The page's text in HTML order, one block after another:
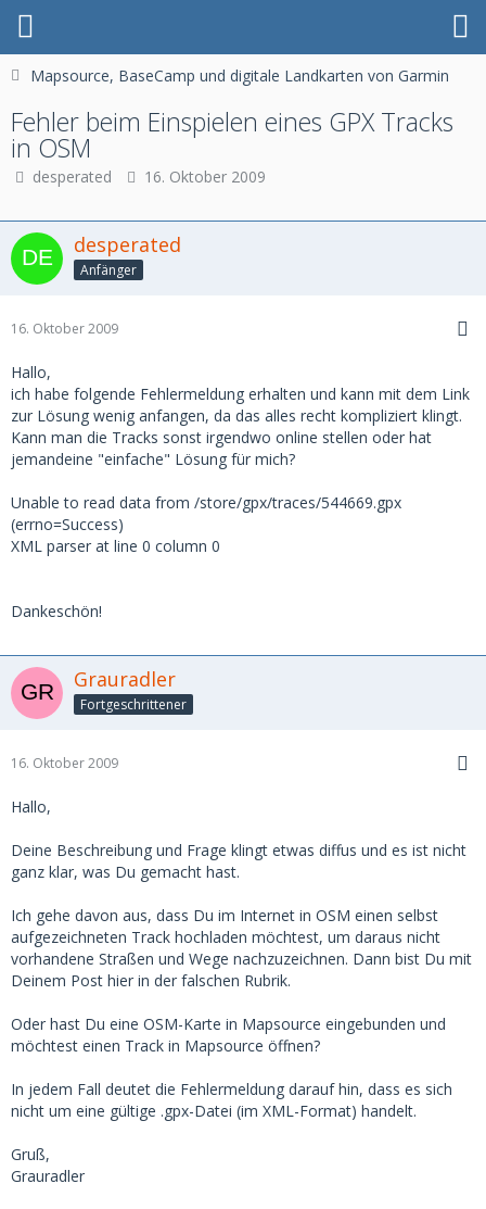
Mapsource, BaseCamp und digitale Landkarten von Garmin
Fehler beim Einspielen eines GPX Tracks
in OSM
desperated 16. Oktober 2009
desperated
Anfänger
16. Oktober 2009
Hallo,
ich habe folgende Fehlermeldung erhalten und kann mit dem Link
zur Lösung wenig anfangen, da das alles recht kompliziert klingt.
Kann man die Tracks sonst irgendwo online stellen oder hat
jemandeine "einfache" Lösung für mich?
Unable to read data from /store/gpx/traces/544669.gpx
(errno=Success)
XML parser at line 0 column 0
Dankeschön!
Grauradler
Fortgeschrittener
16. Oktober 2009
Hallo,
Deine Beschreibung und Frage klingt etwas diffus und es ist nicht
ganz klar, was Du gemacht hast.
Ich gehe davon aus, dass Du im Internet in OSM einen selbst
aufgezeichneten Track hochladen möchtest, um daraus nicht
vorhandene Straßen und Wege nachzuzeichnen. Dann bist Du mit
Deinem Post hier in der falschen Rubrik.
Oder hast Du eine OSM-Karte in Mapsource eingebunden und
möchtest einen Track in Mapsource öffnen?
In jedem Fall deutet die Fehlermeldung darauf hin, dass es sich
nicht um eine gültige .gpx-Datei (im XML-Format) handelt.
Gruß,
Grauradler